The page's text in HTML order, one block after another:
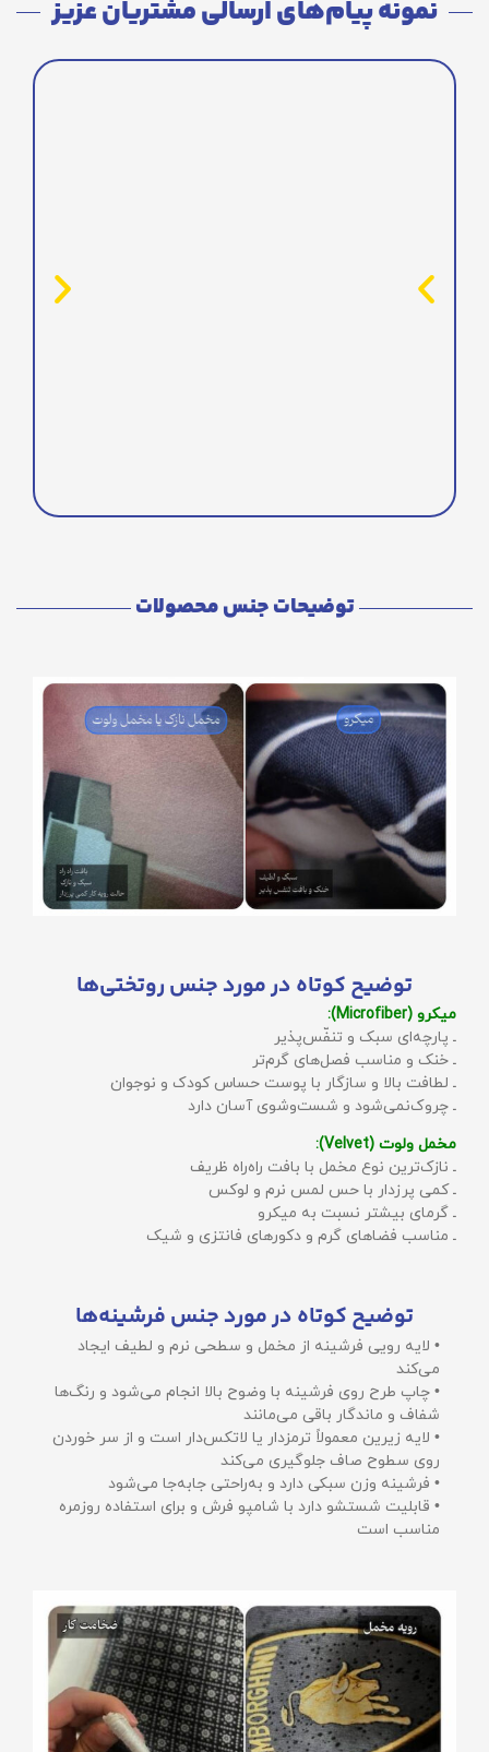
نمونه پیام‌های ارسالی مشتریان عزیز
توضیحات جنس محصولات
توضیح کوتاه در مورد جنس روتختی‌ها
میکرو (Microfiber):
ـ پارچه‌ای سبک و تنفّس‌پذیر
ـ خنک و مناسب فصل‌های گرم‌تر
ـ لطافت بالا و سازگار با پوست حساس کودک و نوجوان
ـ چروک‌نمی‌شود و شست‌وشوی آسان دارد
مخمل ولوت (Velvet):
ـ نازک‌ترین نوع مخمل با بافت راه‌راه ظریف
ـ کمی پرزدار با حس لمس نرم و لوکس
ـ گرمای بیشتر نسبت به میکرو
ـ مناسب فضاهای گرم و دکورهای فانتزی و شیک
توضیح کوتاه در مورد جنس فرشینه‌ها
• لایه رویی فرشینه از مخمل و سطحی نرم و لطیف ایجاد
می‌کند
• چاپ طرح روی فرشینه با وضوح بالا انجام می‌شود و رنگ‌ها
شفاف و ماندگار باقی می‌مانند
• لایه زیرین معمولاً ترمزدار یا لاتکس‌دار است و از سر خوردن
روی سطوح صاف جلوگیری می‌کند
• فرشینه وزن سبکی دارد و به‌راحتی جابه‌جا می‌شود
• قابلیت شستشو دارد با شامپو فرش و برای استفاده روزمره
مناسب است